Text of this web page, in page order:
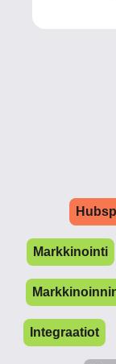
Markkinointi
Integraatiot